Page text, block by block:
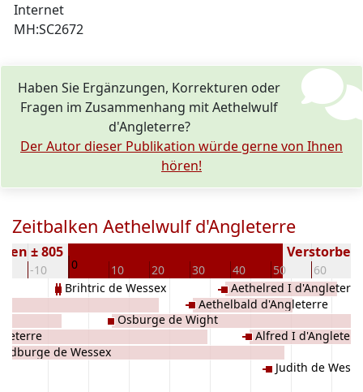
Internet
MH:SC2672
Haben Sie Ergänzungen, Korrekturen oder
Fragen im Zusammenhang mit Aethelwulf
d'Angleterre?
Der Autor dieser Publikation würde gerne von Ihnen
hören!
Zeitbalken Aethelwulf d'Angleterre
-10 0 10 20 30 40 50 60
± 805 Verstorben
de Wessex
Brihtric de Wessex
Osburge de Wight
Aethelbald d'Angleterre
Aethelred I d'Angleterre
Alfred I
Judith de